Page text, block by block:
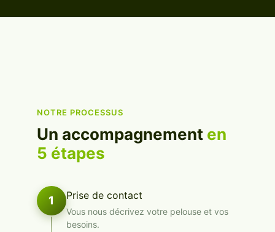
NOTRE PROCESSUS
Un accompagnement en
5 étapes
1 Prise de contact
Vous nous décrivez votre pelouse et vos
besoins.